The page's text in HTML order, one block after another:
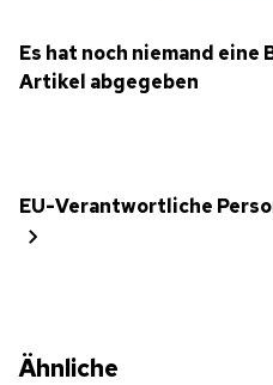
Es hat noch niemand
Artikel abgegeben
EU-Verantwortliche
Ähnliche